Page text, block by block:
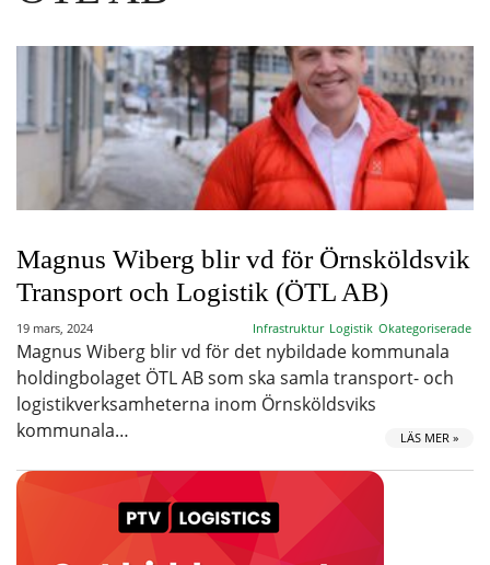
Magnus Wiberg blir vd för Örnsköldsvik
Transport och Logistik (ÖTL AB)
19 mars, 2024 Infrastruktur Logistik Okategoriserade
Magnus Wiberg blir vd för det nybildade kommunala
holdingbolaget ÖTL AB som ska samla transport- och
logistikverksamheterna inom Örnsköldsviks
kommunala…
LÄS MER »